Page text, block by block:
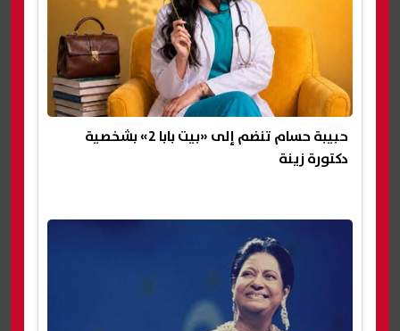
حبيبة حسام تنضم إلى «بيت بابا 2» بشخصية
دكتورة زينة